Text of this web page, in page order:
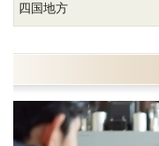
四国地方